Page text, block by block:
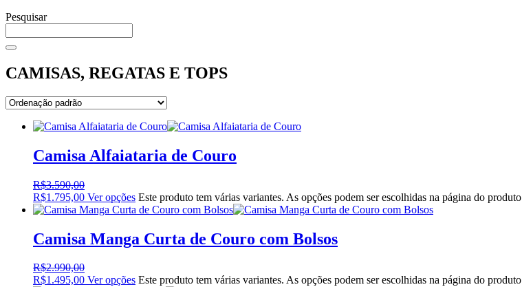
Pesquisar
CAMISAS, REGATAS E TOPS
Camisa Alfaiataria de Couro
R$3.590,00
R$1.795,00 Ver opções Este produto tem várias variantes. As opções podem ser escolhidas na página do produto
Camisa Manga Curta de Couro com Bolsos
R$2.990,00
R$1.495,00 Ver opções Este produto tem várias variantes. As opções podem ser escolhidas na página do produto